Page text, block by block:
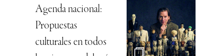
Agenda nacional:
Propuestas
culturales en todos